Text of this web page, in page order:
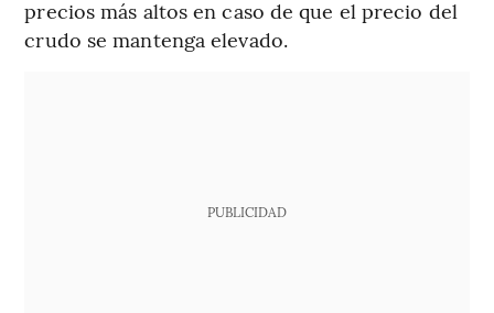
precios más altos en caso de que el precio del
crudo se mantenga elevado.
PUBLICIDAD